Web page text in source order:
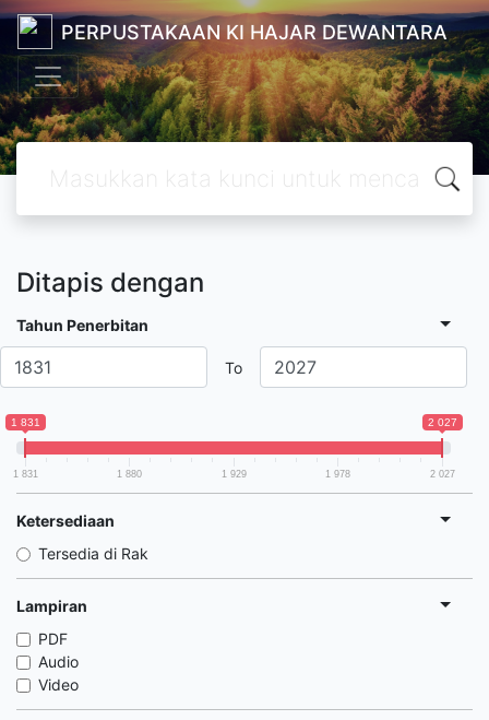
PERPUSTAKAAN KI HAJAR DEWANTARA
Ditapis dengan
Tahun Penerbitan
To
1 831 2 027
1 831 1 880 1 929 1 978 2 027
Ketersediaan
Tersedia di Rak
Lampiran
PDF
Audio
Video